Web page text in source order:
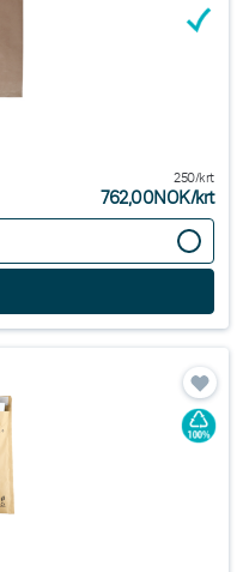
250/krt
762,00NOK/krt